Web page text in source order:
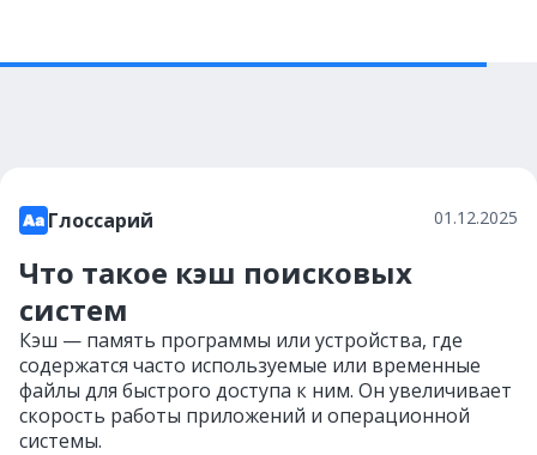
Глоссарий 01.12.2025
Что такое кэш поисковых
систем
Кэш — память программы или устройства, где
содержатся часто используемые или временные
файлы для быстрого доступа к ним. Он увеличивает
скорость работы приложений и операционной
системы.